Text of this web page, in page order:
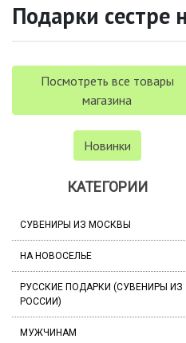
Подарки сестре
Посмотреть все товары
магазина
Новинки
КАТЕГОРИИ
СУВЕНИРЫ ИЗ МОСКВЫ
НА НОВОСЕЛЬЕ
РУССКИЕ ПОДАРКИ (СУВЕНИРЫ ИЗ
РОССИИ)
МУЖЧИНАМ